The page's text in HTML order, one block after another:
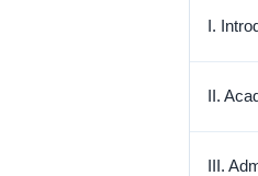
I.
II.
III.